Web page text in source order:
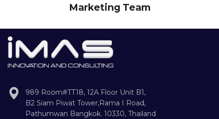
Marketing Team
989 Room#TT18, 12A Floor Unit B1,
B2 Siam Piwat Tower,Rama I Road,
Pathumwan Bangkok. 10330, Thailand